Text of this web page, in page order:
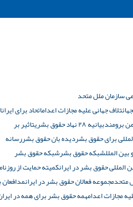
ائتلاف جهانی علیه مجازات اعداماتحاد برای ایران
برومندبیانیه ۲۸ نهاد حقوق بشری
تاثیر بر
برای حقوق بشردیده بان حقوق بشررسانه
المللشبکه حقوق بشرشبکه حقوق بشر
المللی حقوق بشر در ایرانکمیته حمایت از
متحدمجموعه فعالان حقوق بشر در ایرانمدافعان
مجازات اعدامهمه حقوق بشر برای همه در